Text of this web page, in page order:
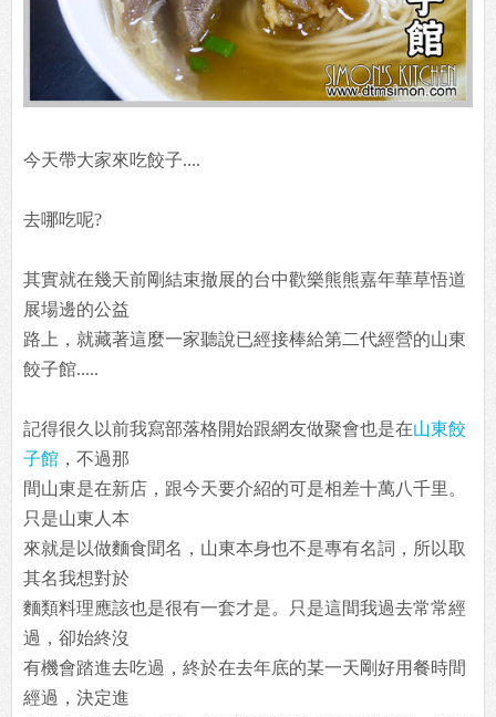
今天帶大家來吃餃子....
去哪吃呢?
其實就在幾天前剛結束撤展的台中歡樂熊熊嘉年華草悟道
展場邊的公益
路上，就藏著這麼一家聽說已經接棒給第二代經營的山東
餃子館.....
記得很久以前我寫部落格開始跟網友做聚會也是在山東餃
子館 ，不過那
間山東是在新店，跟今天要介紹的可是相差十萬八千里。
只是山東人本
來就是以做麵食聞名，山東本身也不是專有名詞，所以取
其名我想對於
麵類料理應該也是很有一套才是。只是這間我過去常常經
過，卻始終沒
有機會踏進去吃過，終於在去年底的某一天剛好用餐時間
經過，決定進